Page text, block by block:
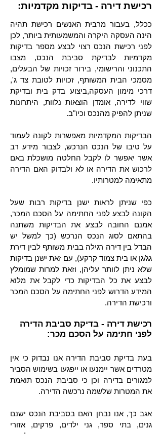
רכישת דירה - בדיקות מקדמיות:
ככלל, בעבור מרבית האנשים רכישת תהיה
הינה העסקה היקרה והמשמעותית ביותר, לכן
לפני רכישת הנכס רצוי לבצע מספר בדיקות
מקדמיות לבדיקת סביבת הנכס, מצבו
התכנוני והרישומי, בירור זכויות של הבעלים,
מסמכי הבית המשותף, זכויות לטובת צד ג',
דרכי מימון העסקה,ביצוע בדק בית ובדיקת
שווי לדירה, אומדן הוצאות נלוות, היתרונות
שניתן להפיק מהנכס וכיו"ב.
הבדיקות המקדמיות מאפשרות לקונה לעמוד
על טיבו של הנכס הנרכש, לצבור מידע רב
אשר יאפשר לו לקבל החלטה מושכלת באם
לרכוש את הדירה או לא ולבדוק האם הדירה
מתאימה למטרותיו.
כפי שניתן לראות ישנן בדיקות רבות שעל
הקונה לבצע לפני החתימה על הסכם המכר,
אמנם החובה לבצע את הבדיקות משתנה
בהתאם לסוג הנכס הנרכש (כך למשל יש
הבדל בין דירה רגילה בבית משותף לבין דירת
גג/גן או בית צמוד קרקע), עם זאת ישנן בדיקות
שלא ניתן לוותר עליהן, וזאת למרות שמומלץ
לבצע את כל הבדיקות כדי לקבל את מלוא
המידע הדרוש לפני החתימה על הסכם המכר
ורכישת הדירה.
רכישת דירה - בדיקת סביבת הדירה
לפני חתימה על הסכם מכר:
בעת בדיקת סביבת הדירה אנו נבדוק כי אין
מטרדים אשר יימנעו או ייפגעו בשימוש הסביר
למגורים בדירה וכן כי סביבת הנכס תואמת
את המטרות שלשמה נרכשה הדירה.
אגב כך, אנו נבחן האם בסביבת הנכס ישנם
גנים, בתי ספר, גני ילדים, פרקים, אזורי